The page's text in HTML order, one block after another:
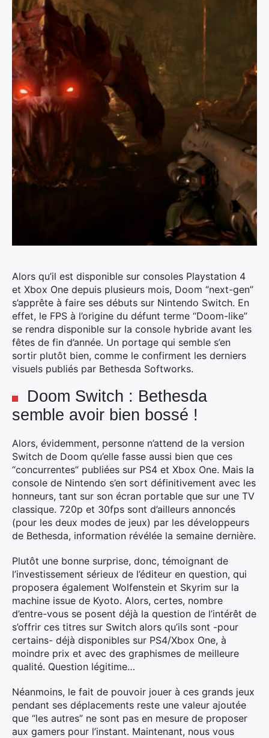
Alors qu’il est disponible sur consoles Playstation 4
et Xbox One depuis plusieurs mois, Doom “next-gen”
s’apprête à faire ses débuts sur Nintendo Switch. En
effet, le FPS à l’origine du défunt terme “Doom-like”
se rendra disponible sur la console hybride avant les
fêtes de fin d’année. Un portage qui semble s’en
sortir plutôt bien, comme le confirment les derniers
visuels publiés par Bethesda Softworks.
Doom Switch : Bethesda
semble avoir bien bossé !
Alors, évidemment, personne n’attend de la version
Switch de Doom qu’elle fasse aussi bien que ces
“concurrentes” publiées sur PS4 et Xbox One. Mais la
console de Nintendo s’en sort définitivement avec les
honneurs, tant sur son écran portable que sur une TV
classique. 720p et 30fps sont d’ailleurs annoncés
(pour les deux modes de jeux) par les développeurs
de Bethesda, information révélée la semaine dernière.
Plutôt une bonne surprise, donc, témoignant de
l’investissement sérieux de l’éditeur en question, qui
proposera également Wolfenstein et Skyrim sur la
machine issue de Kyoto. Alors, certes, nombre
d’entre-vous se posent déjà la question de l’intérêt de
s’offrir ces titres sur Switch alors qu’ils sont -pour
certains- déjà disponibles sur PS4/Xbox One, à
moindre prix et avec des graphismes de meilleure
qualité. Question légitime…
Néanmoins, le fait de pouvoir jouer à ces grands jeux
pendant ses déplacements reste une valeur ajoutée
que “les autres” ne sont pas en mesure de proposer
aux gamers pour l’instant. Maintenant, nous vous